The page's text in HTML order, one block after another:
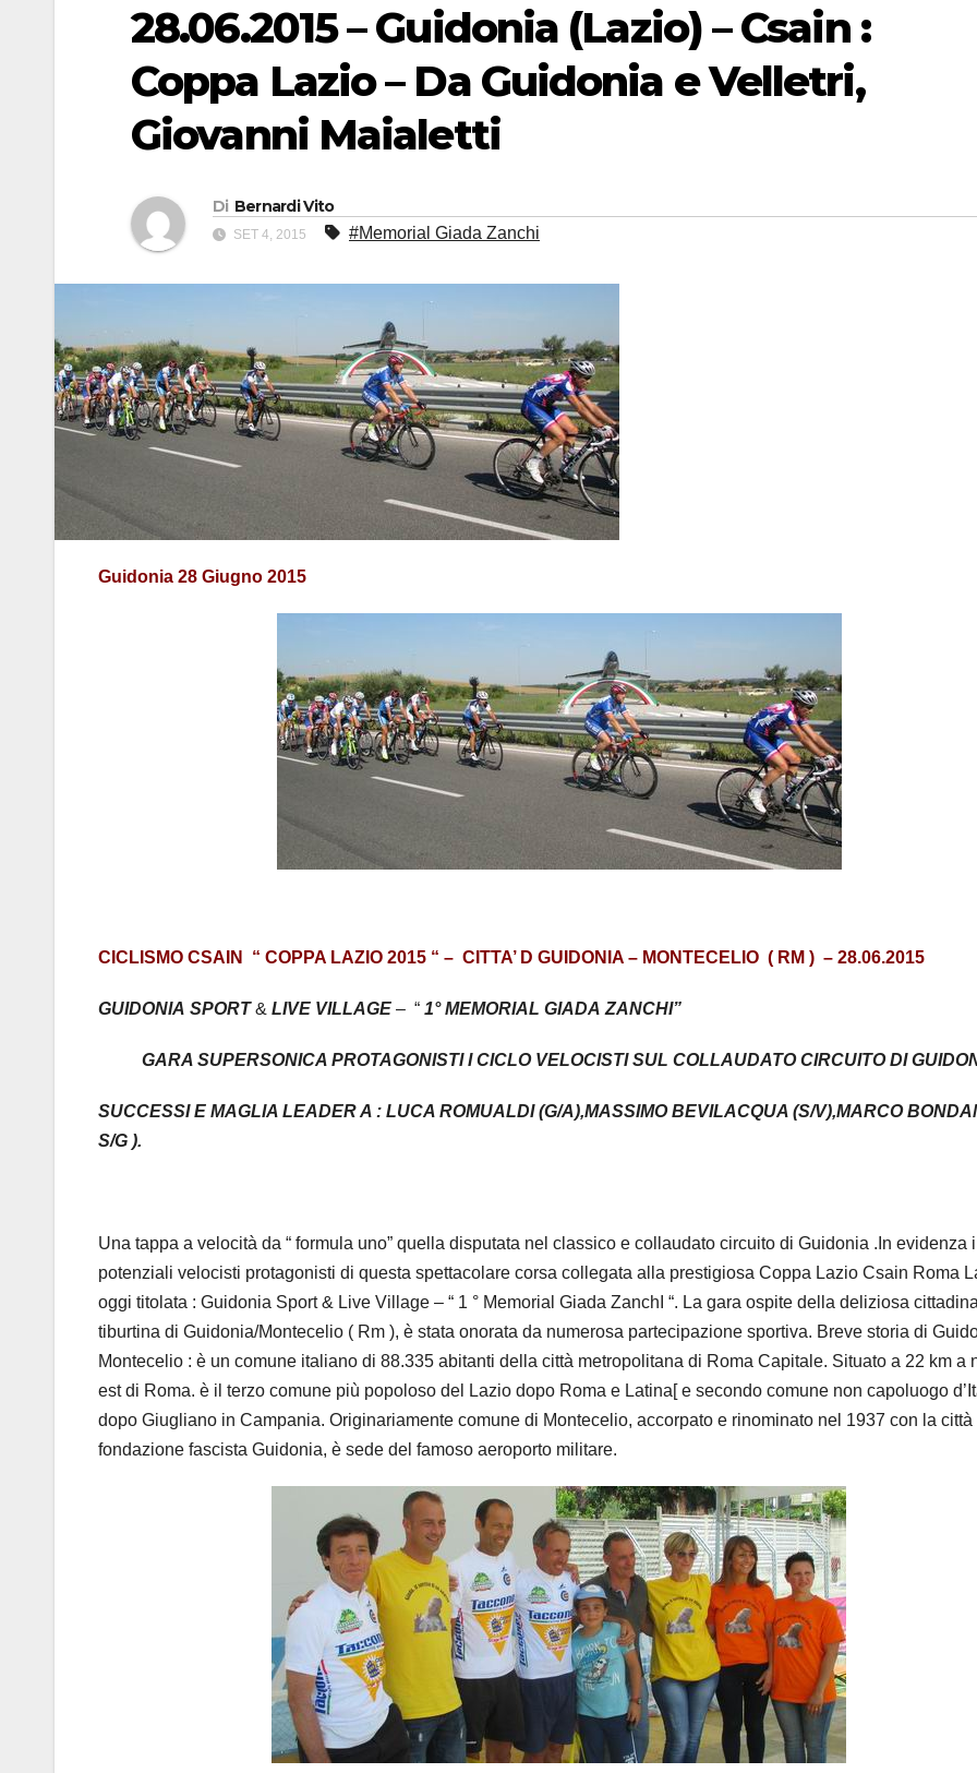
28.06.2015 – Guidonia (Lazio) – Csain :
Coppa Lazio – Da Guidonia e Velletri,
Giovanni Maialetti
Di Bernardi Vito
SET 4, 2015 #Memorial Giada Zanchi
Guidonia 28 Giugno 2015
CICLISMO CSAIN “ COPPA LAZIO 2015 “ – CITTA’ D GUIDONIA – MONTECELIO ( RM ) – 28.06.2015
GUIDONIA SPORT& LIVE VILLAGE – “ 1° MEMORIAL GIADA ZANCHI”
GARA SUPERSONICA PROTAGONISTI I CICLO VELOCISTI SUL COLLAUDATO CIRCUITO DI
SUCCESSI E MAGLIA LEADER A : LUCA ROMUALDI (G/A),MASSIMO BEVILACQUA (S/V),MARCO
S/G ).
Una tappa a velocità da “ formula uno” quella disputata nel classico e collaudato circuito di Guidonia .In evidenza i
potenziali velocisti protagonisti di questa spettacolare corsa collegata alla prestigiosa Coppa Lazio Csain Roma
oggi titolata : Guidonia Sport & Live Village – “ 1 ° Memorial Giada ZanchI “. La gara ospite della deliziosa cittadina
tiburtina di Guidonia/Montecelio ( Rm ), è stata onorata da numerosa partecipazione sportiva. Breve storia di
Montecelio : è un comune italiano di 88.335 abitanti della città metropolitana di Roma Capitale. Situato a 22 km a
est di Roma. è il terzo comune più popoloso del Lazio dopo Roma e Latina[ e secondo comune non capoluogo
dopo Giugliano in Campania. Originariamente comune di Montecelio, accorpato e rinominato nel 1937 con la città
fondazione fascista Guidonia, è sede del famoso aeroporto militare.